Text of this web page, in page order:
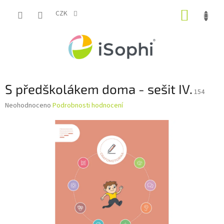
CZK
S předškolákem doma - sešit IV. 154
Průměrné
Neohodnoceno Podrobnosti hodnocení